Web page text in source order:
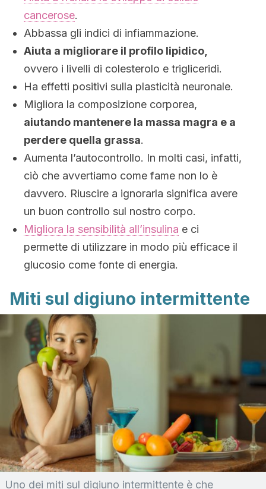
cancerose.
Abbassa gli indici di infiammazione.
Aiuta a migliorare il profilo lipidico,
ovvero i livelli di colesterolo e trigliceridi.
Ha effetti positivi sulla plasticità neuronale.
Migliora la composizione corporea,
aiutando mantenere la massa magra e a
perdere quella grassa.
Aumenta l’autocontrollo. In molti casi, infatti,
ciò che avvertiamo come fame non lo è
davvero. Riuscire a ignorarla significa avere
un buon controllo sul nostro corpo.
Migliora la sensibilità all’insulina e ci
permette di utilizzare in modo più efficace il
glucosio come fonte di energia.
Miti sul digiuno intermittente
Uno dei miti sul digiuno intermittente è che